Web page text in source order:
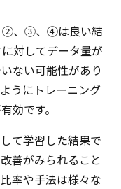
②、③、④は良い結
対してデータ量が
ない可能性があり
うにトレーニング
効です。
て学習した結果で
善がみられること
率や手法は様々な